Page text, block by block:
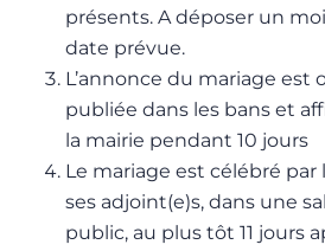
présents. A déposer un
date prévue.
L’annonce du mariage est
publiée dans les bans et
la mairie pendant 10 jours
Le mariage est célébré par
ses adjoint(e)s, dans une
public, au plus tôt 11 jours